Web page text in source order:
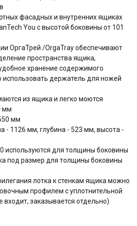
фасадных и внутренних ящиках
You с высотой боковины от 101
ОргаТрей /OrgaTray обеспечивают
пространства ящика,
хранение содержимого
держатель для ножей
из ящика и легко моются
мм
мм
- 1126 мм, глубина - 523 мм, высота -
используются для толщины боковины
под размер для толщины боковины
лотка к стенкам ящика можно
профилем с уплотнительной
входит, заказывается отдельно)